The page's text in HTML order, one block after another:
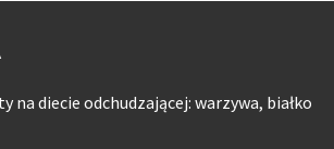
na diecie odchudzającej: warzywa, białko